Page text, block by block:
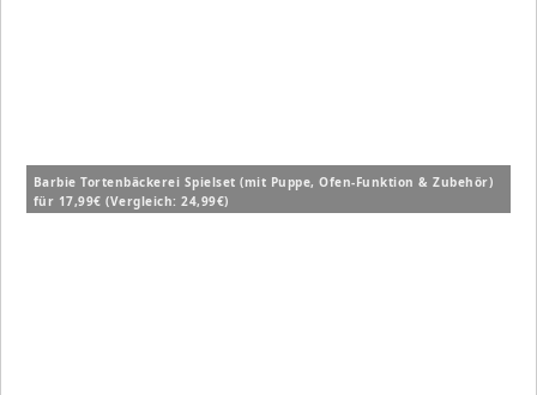
Barbie Tortenbäckerei Spielset (mit Puppe, Ofen-Funktion & Zubehör)
für 17,99€ (Vergleich: 24,99€)